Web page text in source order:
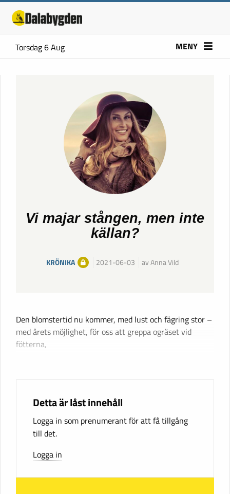
Torsdag 6 Aug MENY
Vi majar stången, men inte
källan?
KRÖNIKA 2021-06-03 av Anna Vild
Den blomstertid nu kommer, med lust och fägring stor –
med årets möjlighet, för oss att greppa ogräset vid
fötterna,
Detta är låst innehåll
Logga in som prenumerant för att få tillgång
till det.
Logga in